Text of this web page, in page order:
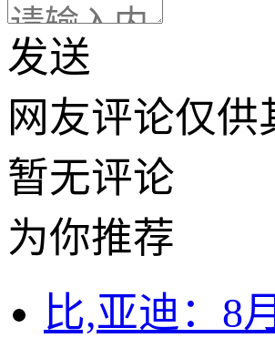
发送
网友评论仅
暂无评论
为你推荐
比,亚迪：8